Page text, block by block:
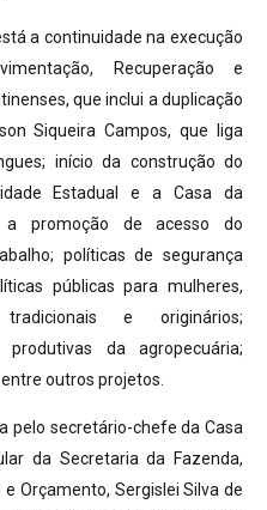
a continuidade na execução
Recuperação e
que inclui a duplicação
Siqueira Campos, que liga
início da construção do
Estadual e a Casa da
a promoção de acesso do
políticas de segurança
públicas para mulheres,
e originários;
da agropecuária;
outros projetos.
pelo secretário-chefe da Casa
da Secretaria da Fazenda,
Orçamento, Sergislei Silva de